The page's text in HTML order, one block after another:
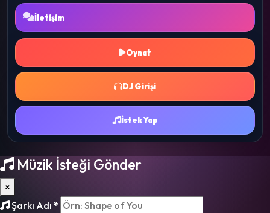
İletişim
Oynat
DJ Girişi
İstek Yap
Müzik İsteği Gönder
×
Şarkı Adı *